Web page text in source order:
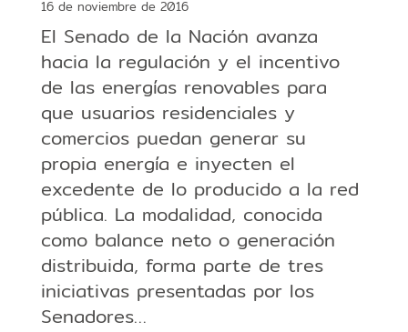
16 de noviembre de 2016
El Senado de la Nación avanza
hacia la regulación y el incentivo
de las energías renovables para
que usuarios residenciales y
comercios puedan generar su
propia energía e inyecten el
excedente de lo producido a la red
pública. La modalidad, conocida
como balance neto o generación
distribuida, forma parte de tres
iniciativas presentadas por los
Senadores…